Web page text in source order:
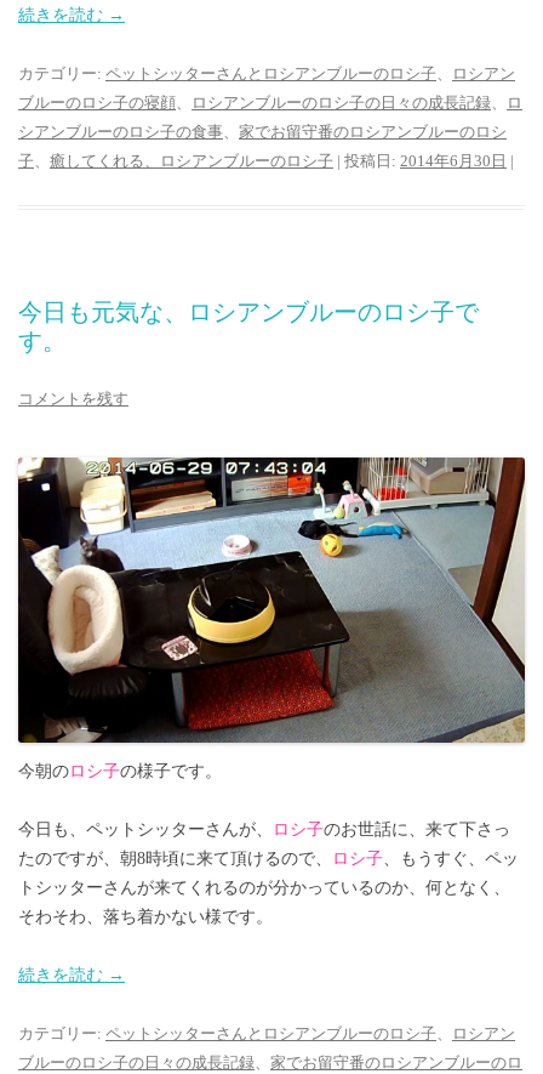
続きを読む →
カテゴリー: ペットシッターさんとロシアンブルーのロシ子
ロシアン
ブルーのロシ子の寝顔
ロシアンブルーのロシ子の日々の成長記録
ロ
シアンブルーのロシ子の食事
家でお留守番のロシアンブルーのロシ
子
癒してくれる、ロシアンブルーのロシ子 | 投稿日: 2014年6月30日 |
今日も元気な、ロシアンブルーのロシ子で
す。
コメントを残す
今朝のロシ子の様子です。
今日も、ペットシッターさんが、 ロシ子のお世話に、来て下さっ
たのですが、朝8時頃に来て頂けるので、
ロシ子、もうすぐ、ペッ
トシッターさんが来てくれるのが分かっているのか、何となく、
そわそわ、落ち着かない様です。
続きを読む →
カテゴリー: ペットシッターさんとロシアンブルーのロシ子、
ロシアン
ブルーのロシ子の日々の成長記録、 家でお留守番のロシアンブルーのロ